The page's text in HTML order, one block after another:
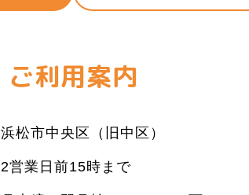
ご利用案内
浜松市中央区（旧中区）
2営業日前15時まで